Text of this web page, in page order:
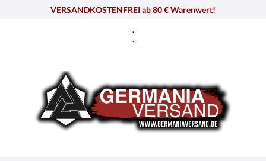
VERSANDKOSTENFREI ab 80 € Warenwert!
.
.